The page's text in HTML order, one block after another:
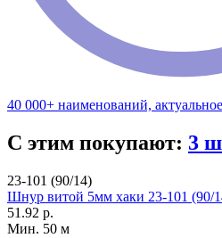
40 000+ наименований,
С этим покупают: 3
23-101 (90/14)
Шнур витой 5мм хаки 23-101 (90/
51.92 р.
Мин. 50 м